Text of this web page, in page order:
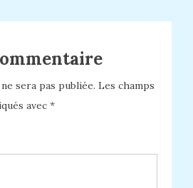
sera pas publiée. Les champs
avec *